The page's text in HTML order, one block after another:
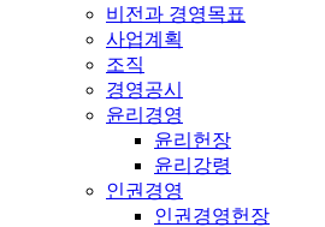
비전과 경영목표
사업계획
조직
경영공시
윤리경영
윤리헌장
윤리강령
인권경영
인권경영헌장